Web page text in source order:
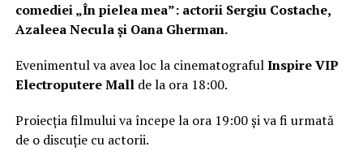
comediei „În pielea mea”: actorii Sergiu Costache,
Azaleea Necula și Oana Gherman.
Evenimentul va avea loc la cinematografulInspire VIP
Electroputere Mall de la ora 18:00.
Proiecția filmului va începe la ora 19:00 și va fi urmată
de o discuție cu actorii.